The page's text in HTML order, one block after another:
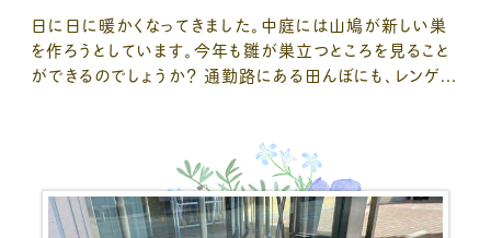
日に日に暖かくなってきました。中庭には山鳩が新しい巣
を作ろうとしています。今年も雛が巣立つところを見ること
ができるのでしょうか？ 通勤路にある田んぼにも、レンゲ...